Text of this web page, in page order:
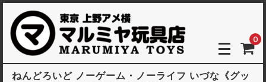
0
ねんどろいど ノーゲーム・ノーライフ いづな《グッ